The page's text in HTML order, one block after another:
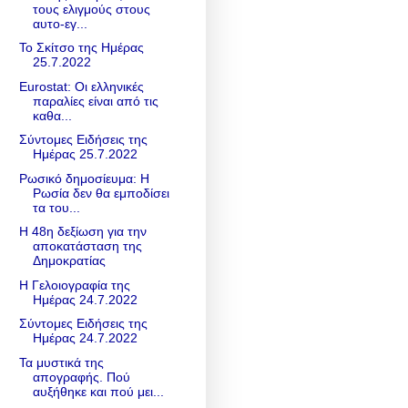
τους ελιγμούς στους
αυτο-εγ...
Το Σκίτσο της Ημέρας
25.7.2022
Eurostat: Οι ελληνικές
παραλίες είναι από τις
καθα...
Σύντομες Ειδήσεις της
Ημέρας 25.7.2022
Ρωσικό δημοσίευμα: Η
Ρωσία δεν θα εμποδίσει
τα του...
Η 48η δεξίωση για την
αποκατάσταση της
Δημοκρατίας
Η Γελοιογραφία της
Ημέρας 24.7.2022
Σύντομες Ειδήσεις της
Ημέρας 24.7.2022
Τα μυστικά της
απογραφής. Πού
αυξήθηκε και πού μει...